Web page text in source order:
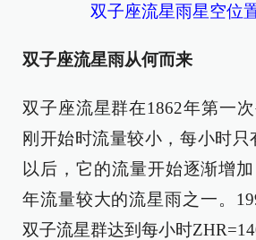
双子座流星雨星空位
双子座流星雨从何而来
双子座流星群在1862年第一
刚开始时流量较小，每小时只
以后，它的流量开始逐渐增
年流量较大的流星雨之一。
双子流星群达到每小时